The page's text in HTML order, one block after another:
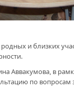
и близких
Аввакумова, в
по вопросам